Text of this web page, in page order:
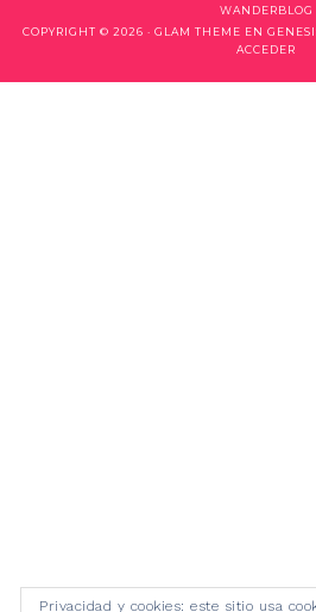
WANDERBLOG
COPYRIGHT © 2026 · GLAM THEME EN
ACCEDER
Privacidad y cookies: este sitio usa